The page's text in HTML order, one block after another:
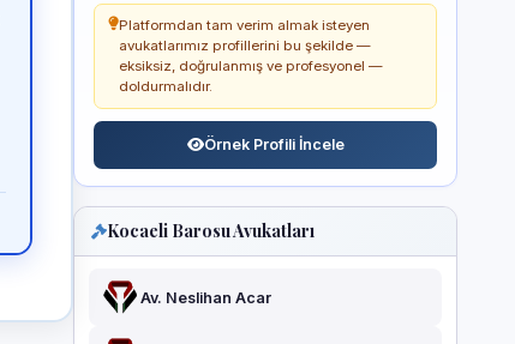
Platformdan tam verim almak isteyen
avukatlarımız profillerini bu şekilde —
eksiksiz, doğrulanmış ve profesyonel —
doldurmalıdır.
Örnek Profili İncele
Kocaeli Barosu Avukatları
Av. Neslihan Acar